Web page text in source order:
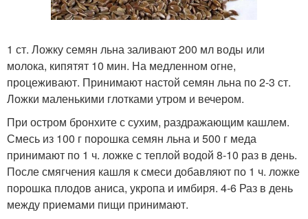
1 ст. Ложку семян льна заливают 200 мл воды или
молока, кипятят 10 мин. На медленном огне,
процеживают. Принимают настой семян льна по 2-3 ст.
Ложки маленькими глотками утром и вечером.
При остром бронхите с сухим, раздражающим кашлем.
Смесь из 100 г порошка семян льна и 500 г меда
принимают по 1 ч. ложке с теплой водой 8-10 раз в день.
После смягчения кашля к смеси добавляют по 1 ч. ложке
порошка плодов аниса, укропа и имбиря. 4-6 Раз в день
между приемами пищи принимают.